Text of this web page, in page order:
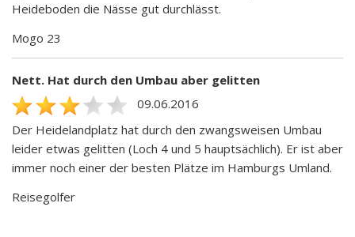
Heideboden die Nässe gut durchlässt.
Mogo 23
Nett. Hat durch den Umbau aber gelitten
09.06.2016
Der Heidelandplatz hat durch den zwangsweisen Umbau
leider etwas gelitten (Loch 4 und 5 hauptsächlich). Er ist aber
immer noch einer der besten Plätze im Hamburgs Umland.
Reisegolfer